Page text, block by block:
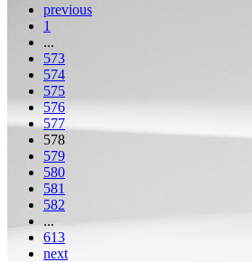
previous
1
...
573
574
575
576
577
578
579
580
581
582
...
613
next